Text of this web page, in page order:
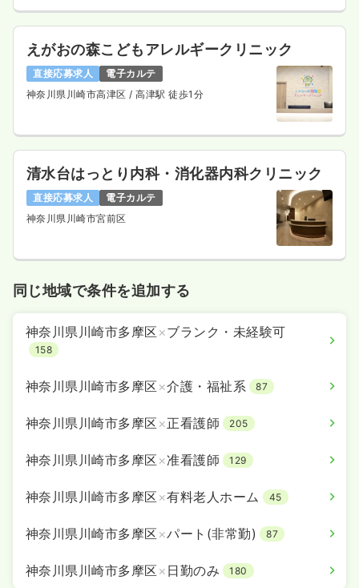
えがおの森こどもアレルギークリニック
直接応募求人
電子カルテ
神奈川県川崎市高津区/ 高津駅 徒歩1分
清水台はっとり内科・消化器内科クリニック
直接応募求人
電子カルテ
神奈川県川崎市宮前区
同じ地域で条件を追加する
神奈川県川崎市多摩区 ×ブランク・未経験可
158
神奈川県川崎市多摩区 ×介護・福祉系 87
神奈川県川崎市多摩区 ×正看護師 205
神奈川県川崎市多摩区 ×准看護師 129
神奈川県川崎市多摩区 ×有料老人ホーム 45
神奈川県川崎市多摩区 ×パート(非常勤) 87
神奈川県川崎市多摩区 × 日勤のみ 180